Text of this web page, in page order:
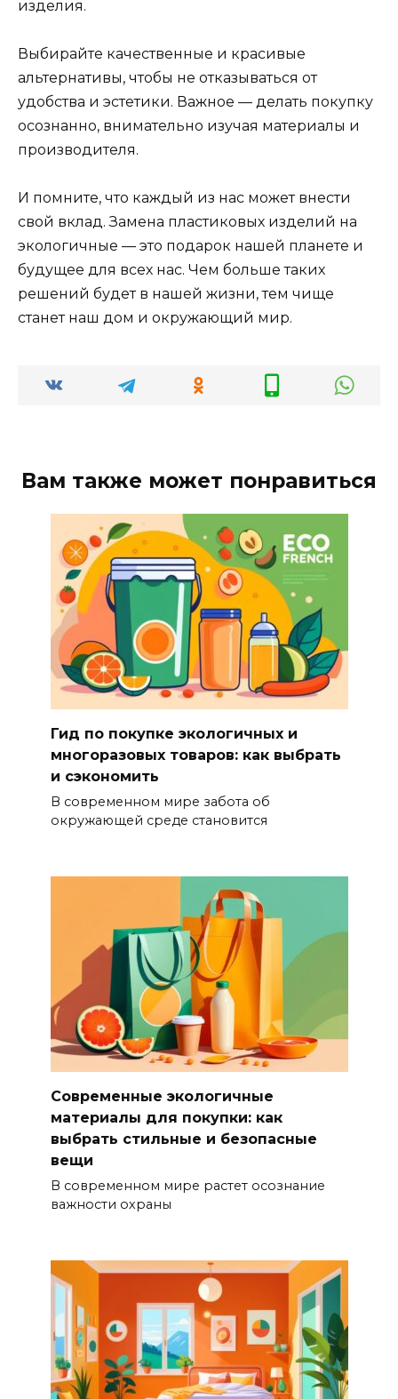
изделия.
Выбирайте качественные и красивые
альтернативы, чтобы не отказываться от
удобства и эстетики. Важное — делать покупку
осознанно, внимательно изучая материалы и
производителя.
И помните, что каждый из нас может внести
свой вклад. Замена пластиковых изделий на
экологичные — это подарок нашей планете и
будущее для всех нас. Чем больше таких
решений будет в нашей жизни, тем чище
станет наш дом и окружающий мир.
Вам также может понравиться
Гид по покупке экологичных и
многоразовых товаров: как выбрать
и сэкономить
В современном мире забота об
окружающей среде становится
Современные экологичные
материалы для покупки: как
выбрать стильные и безопасные
вещи
В современном мире растет осознание
важности охраны